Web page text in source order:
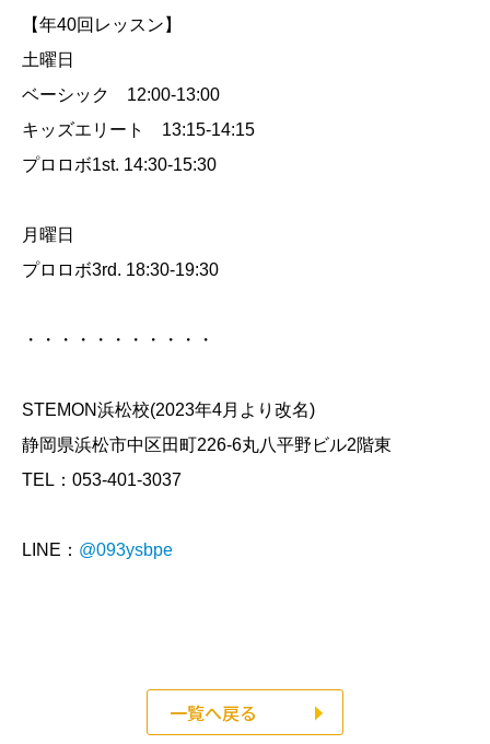
【年40回レッスン】
土曜日
ベーシック 12:00-13:00
キッズエリート 13:15-14:15
プロロボ1st. 14:30-15:30
月曜日
プロロボ3rd. 18:30-19:30
・・・・・・・・・・・
STEMON浜松校(2023年4月より改名)
静岡県浜松市中区田町226-6丸八平野ビル2階東
TEL：053-401-3037
LINE： @093ysbpe
一覧へ戻る